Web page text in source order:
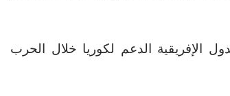
الإفريقية الدعم لكوريا خلال الحرب